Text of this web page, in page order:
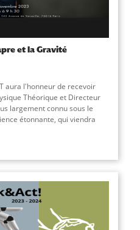
et la Gravité
aura l'honneur de recevoir
Théorique et Directeur
largement connu sous le
étonnante, qui viendra